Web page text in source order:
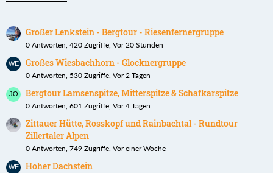
Großer Lenkstein - Bergtour - Riesenfernergruppe
0 Antworten, 420 Zugriffe, Vor 20 Stunden
Großes Wiesbachhorn - Glocknergruppe
0 Antworten, 530 Zugriffe, Vor 2 Tagen
Bergtour Lamsenspitze, Mitterspitze & Schafkarspitze
0 Antworten, 601 Zugriffe, Vor 4 Tagen
Zittauer Hütte, Rosskopf und Rainbachtal - Rundtour
Zillertaler Alpen
0 Antworten, 749 Zugriffe, Vor einer Woche
Hoher Dachstein